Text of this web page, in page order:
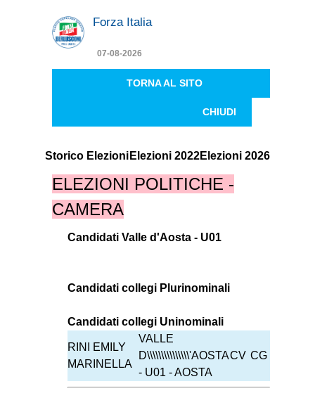
Forza Italia
07-08-2026
TORNA AL SITO
CHIUDI
Storico Elezioni Elezioni 2026
Elezioni 2022
ELEZIONI POLITICHE -
CAMERA
Candidati Valle d'Aosta - U01
Candidati collegi Plurinominali
Candidati collegi Uninominali
RINI EMILY
MARINELLA
VALLE
D\\\\\\\\\\\\\\\'AOSTA
- U01 - AOSTA
CV CG